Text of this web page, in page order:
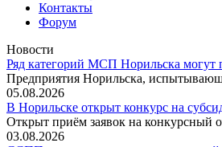
Контакты
Форум
Новости
Ряд категорий МСП Норильска могут
Предприятия Норильска,
05.08.2026
В Норильске открыт конкурс на
Открыт приём заявок на конкурсный
03.08.2026